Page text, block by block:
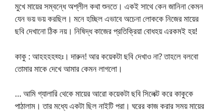
মুখে মায়ের সম্বন্ধে অশ্লীল কথা শুনতে। একই সাথে কেন জানিনা কেমন
যেন ভয় ভয় করছিল। মনে হচ্ছিল এভাবে অচেনা লোককে নিজের মায়ের
ছবি দেখানো ঠিক নয়। নিষিদ্ধ কাজের প্রতিক্রিয়া বোধহয় এরকমই হয়!
কাকু : আহহহহহ্হঃ। দারুন! আর কয়েকটা ছবি দেখাও না? তাহলে বলবো
তোমার মাকে দেখে আমার কেমন লাগলো।
… আমি গ্যালারি থেকে মায়ের আরো কয়েকটা ছবি সিলেক্ট করে কাকুকে
পাঠালাম। তার মধ্যে একটা ছিল নাইটি পরা। ঘরের কাজ করার সময় মায়ের